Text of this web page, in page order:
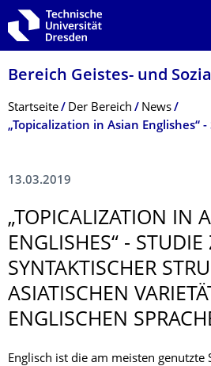
Zur Hauptnavigation springen
Zur Suche springen
Zum Inhalt springen
Bereich Geistes- und
Breadcrumb-Menü
Startseite Der Bereich
News
13.03.2019
„TOPICALIZATION IN
ENGLISHES“ - STUDIE
SYNTAKTISCHER
ASIATISCHEN
ENGLISCHEN
Englisch ist die am meisten genutzte